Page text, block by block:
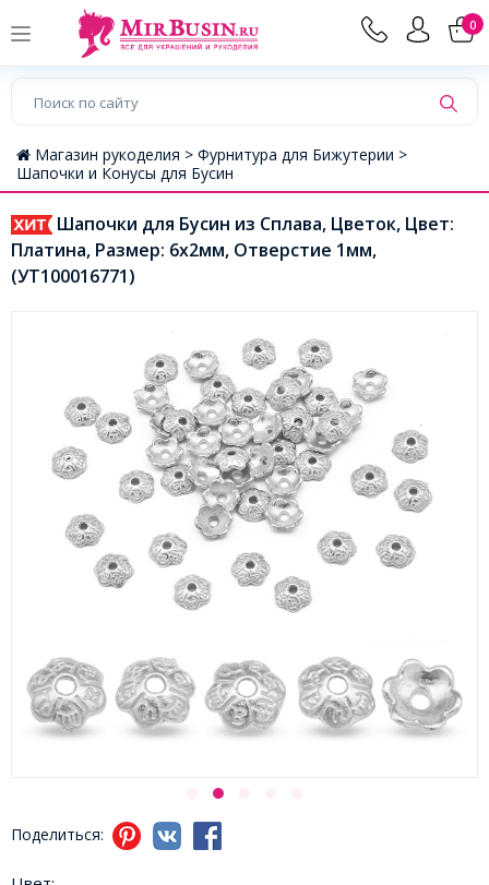
0
Магазин рукоделия > Фурнитура для Бижутерии >
Шапочки и Конусы для Бусин
Шапочки для Бусин из Сплава, Цветок, Цвет:
Платина, Размер: 6х2мм, Отверстие 1мм,
(УТ100016771)
Поделиться: